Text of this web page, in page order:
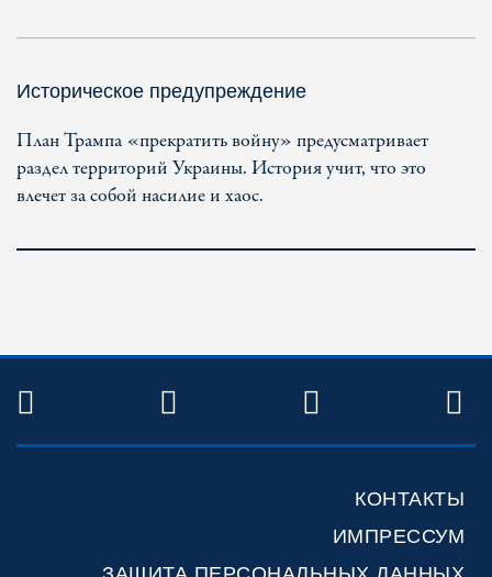
Историческое предупреждение
План Трампа «прекратить войну» предусматривает
раздел территорий Украины. История учит, что это
влечет за собой насилие и хаос.
TWITTER FACEBOOKYOUTUBE
КОНТАКТЫ
ИМПРЕССУМ